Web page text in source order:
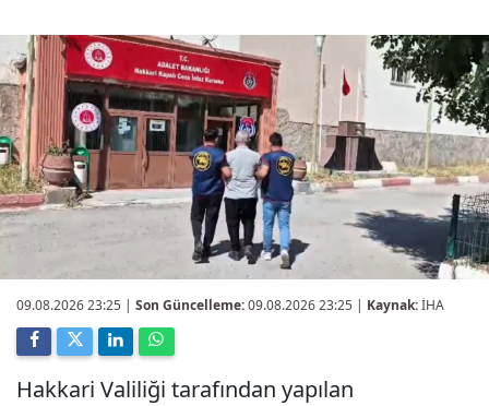
09.08.2026 23:25 | Son Güncelleme:09.08.2026 23:25 | Kaynak:İHA
Hakkari Valiliği tarafından yapılan